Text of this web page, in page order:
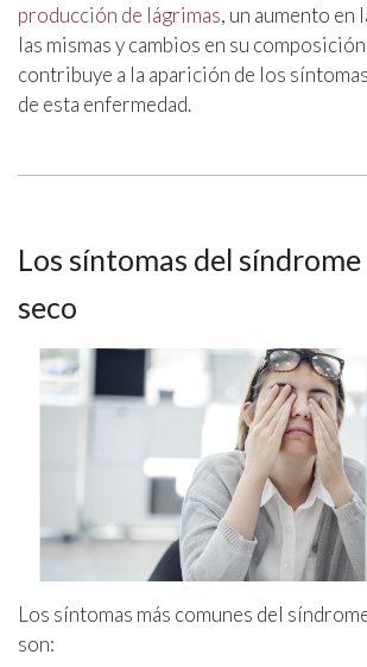
producción de lágrimas, un aumento en
las mismas y cambios en su
contribuye a la aparición de los
de esta enfermedad.
Los síntomas del
seco
Los síntomas más comunes del
son: